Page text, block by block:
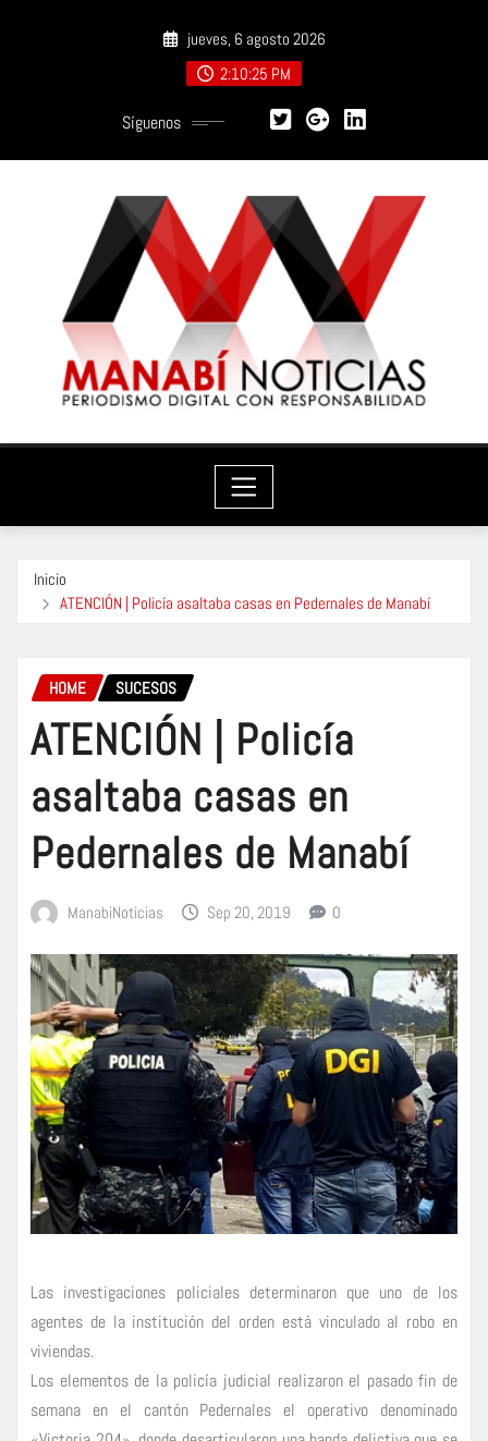
jueves, 6 agosto 2026
2:10:27 PM
Síguenos
Inicio
ATENCIÓN | Policía asaltaba casas en Pedernales de Manabí
HOME SUCESOS
ATENCIÓN | Policía
asaltaba casas en
Pedernales de Manabí
ManabiNoticias Sep 20, 2019 0
Las investigaciones policiales determinaron que uno de los
agentes de la institución del orden está vinculado al robo en
viviendas.
Los elementos de la policía judicial realizaron el pasado fin de
semana en el cantón Pedernales el operativo denominado